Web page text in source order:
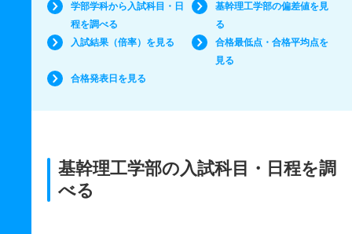
学部学科から入試科目・日
程を調べる
基幹理工学部の偏差値を見
る
入試結果（倍率）を見る
合格最低点・合格平均点を
見る
合格発表日を見る
基幹理工学部の入試科目・日程を調
べる